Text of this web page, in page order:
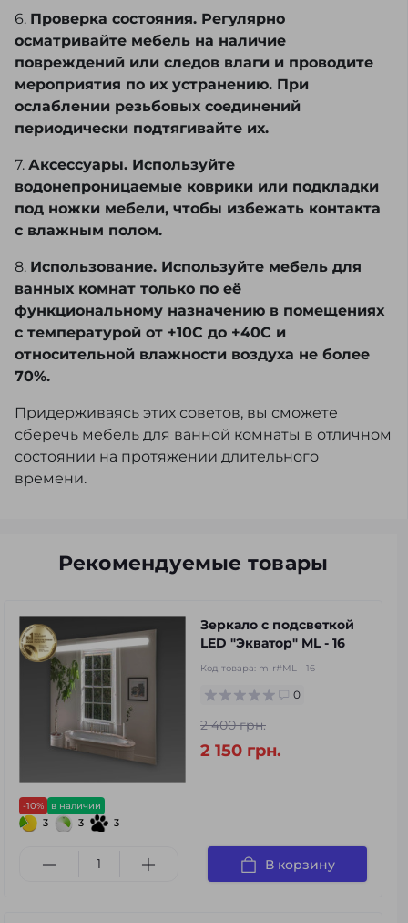
6. Проверка состояния. Регулярно
осматривайте мебель на наличие
повреждений или следов влаги и проводите
мероприятия по их устранению. При
ослаблении резьбовых соединений
периодически подтягивайте их.
7. Аксессуары. Используйте
водонепроницаемые коврики или подкладки
под ножки мебели, чтобы избежать контакта
с влажным полом.
8. Использование. Используйте мебель для
ванных комнат только по её
функциональному назначению в помещениях
с температурой от +10С до +40С и
относительной влажности воздуха не более
70%.
Придерживаясь этих советов, вы сможете
сберечь мебель для ванной комнаты в отличном
состоянии на протяжении длительного
времени.
Рекомендуемые товары
-10% в наличии
3 3 3
Зеркало с подсветкой
LED "Экватор" ML - 16
Код товара: m-r#ML - 16
0
2 400 грн.
2 150 грн.
В корзину